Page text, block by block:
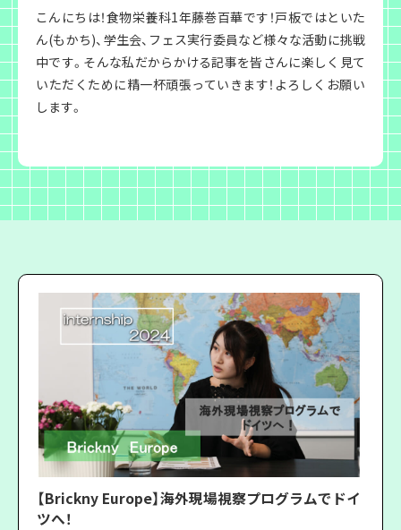
こんにちは！食物栄養科1年藤巻百華です！戸板ではといた
ん(もかち)、学生会、フェス実行委員など様々な活動に挑戦
中です。そんな私だからかける記事を皆さんに楽しく見て
いただくために精一杯頑張っていきます！よろしくお願い
します。
【Brickny Europe】海外現場視察プログラムでドイ
ツへ！